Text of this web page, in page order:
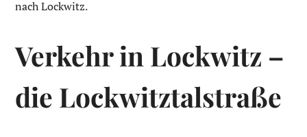
nach Lockwitz.
Verkehr in Lockwitz –
die Lockwitztalstraße